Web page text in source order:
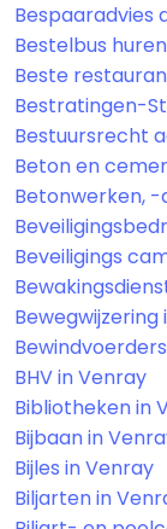
Bespaaradvies
Bestelbus
Beste
Bestratingen-
Bestuursrecht
Beton en
Betonwerken,
Beveiligings
Bewegwijzering
BHV in Venray
Bibliotheken in
Bijbaan in
Bijles in Venray
Biljarten in